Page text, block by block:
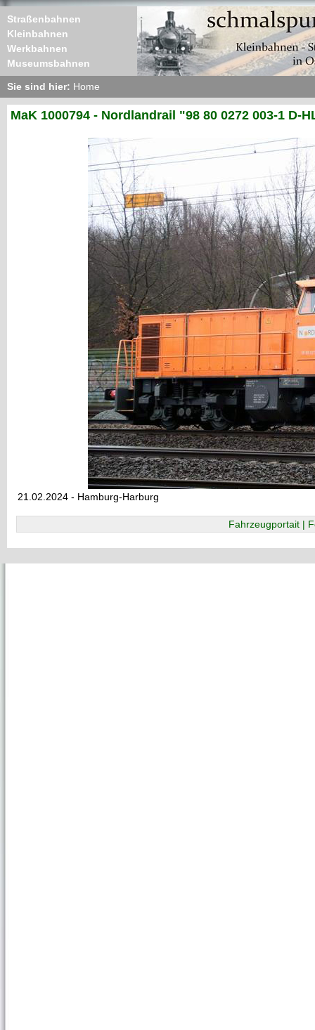
Straßenbahnen
Kleinbahnen
Werkbahnen
Museumsbahnen
Sie sind hier: Home
MaK 1000794 - Nordlandrail "98 80 0272 003-1 D-
21.02.2024 - Hamburg-Harburg
Fahrzeugportait |